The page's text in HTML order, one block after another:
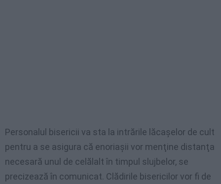
Personalul bisericii va sta la intrările lăcaşelor de cult
pentru a se asigura că enoriaşii vor menţine distanţa
necesară unul de celălalt în timpul slujbelor, se
precizează în comunicat. Clădirile bisericilor vor fi de